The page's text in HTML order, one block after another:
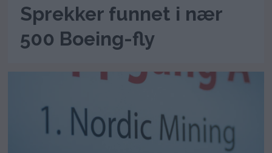
Sprekker funnet i nær
500 Boeing-fly